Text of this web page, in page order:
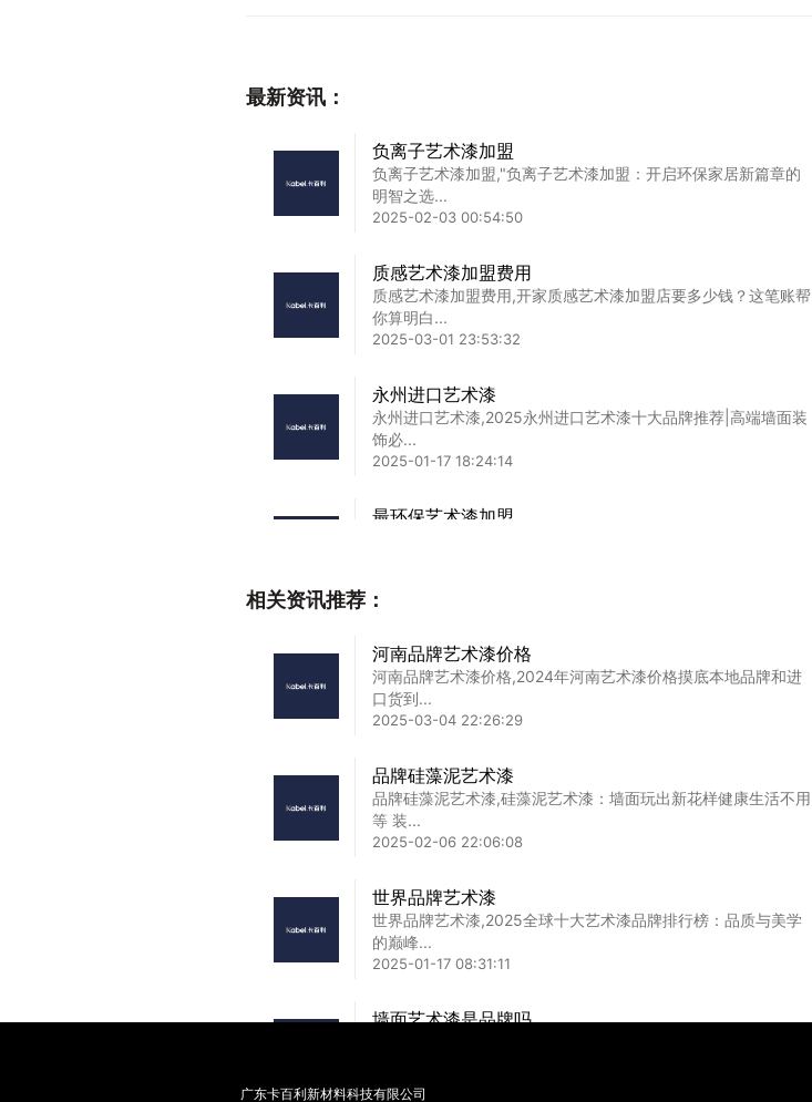
最新资讯：
负离子艺术漆加盟
负离子艺术漆加盟,"负离子艺术漆加盟：开启环保家居新篇章的
明智之选...
2025-02-03 00:54:50
质感艺术漆加盟费用
质感艺术漆加盟费用,开家质感艺术漆加盟店要多少钱？这笔账帮
你算明白...
2025-03-01 23:53:32
永州进口艺术漆
永州进口艺术漆,2025永州进口艺术漆十大品牌推荐|高端墙面装
饰必...
2025-01-17 18:24:14
最环保艺术漆加盟
信阳品牌艺术漆厂家,信阳艺术漆怎么选？2023年口碑品牌深度
对比 ...
2025-02-18 11:38:58
鄂州艺术漆厂家加盟,鄂州艺术漆加盟避坑指南：看懂这5点比低
价更重要...
2025-02-17 08:40:13
相关资讯推荐：
河南品牌艺术漆价格
河南品牌艺术漆价格,2024年河南艺术漆价格摸底本地品牌和进
口货到...
2025-03-04 22:26:29
品牌硅藻泥艺术漆
品牌硅藻泥艺术漆,硅藻泥艺术漆：墙面玩出新花样健康生活不用
等 装...
2025-02-06 22:06:08
世界品牌艺术漆
世界品牌艺术漆,2025全球十大艺术漆品牌排行榜：品质与美学
的巅峰...
2025-01-17 08:31:11
墙面艺术漆是品牌吗
2025-02-14 11:09:39
广东卡百利新材料科技有限公司